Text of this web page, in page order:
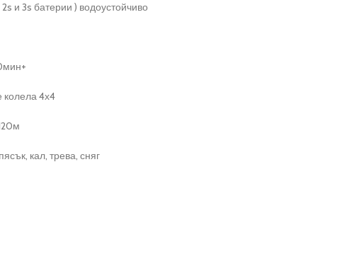
и 3s батерии ) водоустойчиво
колела 4х4
кал, трева, сняг